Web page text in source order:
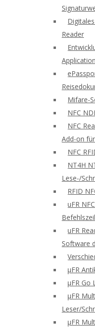
Reader
Mifare-
NFC
NFC
Add-on
NFC
NT4H
Lese-/
RFID
uFR
uFR
Software
μFR
μFR Go
μFR
Leser/
μFR